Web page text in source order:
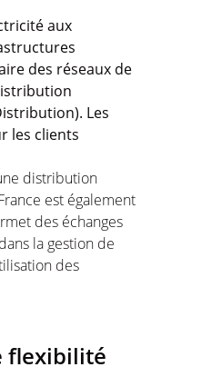
aux
des réseaux de
Les
les clients
distribution
est également
des échanges
la gestion de
des
flexibilité